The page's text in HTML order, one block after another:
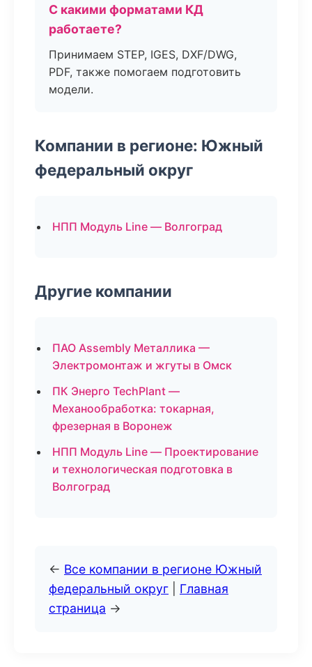
С какими форматами КД
работаете?
Принимаем STEP, IGES, DXF/DWG,
PDF, также помогаем подготовить
модели.
Компании в регионе: Южный
федеральный округ
НПП Модуль Line — Волгоград
Другие компании
ПАО Assembly Металлика —
Электромонтаж и жгуты в Омск
ПК Энерго TechPlant —
Механообработка: токарная,
фрезерная в Воронеж
НПП Модуль Line — Проектирование
и технологическая подготовка в
Волгоград
← Все компании в регионе Южный
федеральный округ
Главная
страница →